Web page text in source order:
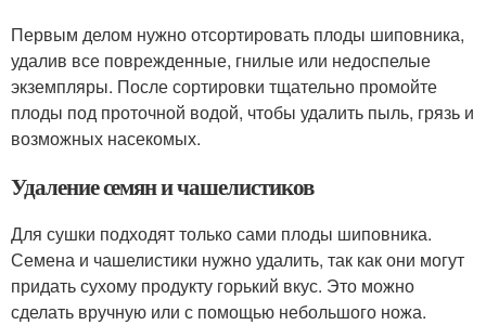
Первым делом нужно отсортировать плоды шиповника,
удалив все поврежденные, гнилые или недоспелые
экземпляры. После сортировки тщательно промойте
плоды под проточной водой, чтобы удалить пыль, грязь и
возможных насекомых.
Удаление семян и чашелистиков
Для сушки подходят только сами плоды шиповника.
Семена и чашелистики нужно удалить, так как они могут
придать сухому продукту горький вкус. Это можно
сделать вручную или с помощью небольшого ножа.